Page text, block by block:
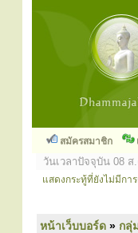
สมัครสมาชิก
วันเวลาปัจจุบัน 08 ส
แสดงกระทู้ที่ยังไม่มีกา
หน้าเว็บบอร์ด » กลุ่